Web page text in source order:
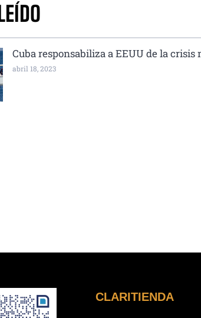
Cuba responsabiliza a EEUU de la crisis
abril 18, 2023
CLARITIENDA